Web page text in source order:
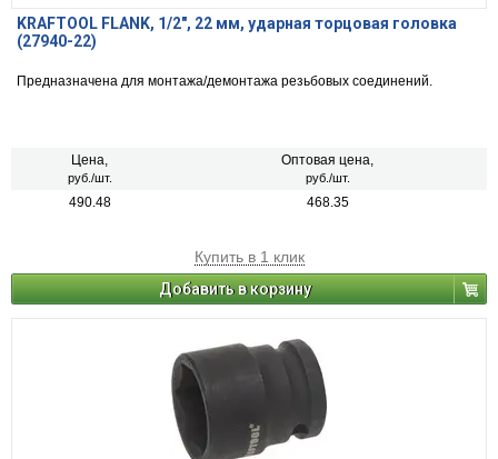
KRAFTOOL FLANK, 1/2″, 22 мм, ударная торцовая головка
(27940-22)
Предназначена для монтажа/демонтажа резьбовых соединений.
Цена,
руб./шт.
Оптовая цена,
руб./шт.
490.48 468.35
Купить в 1 клик
Добавить в корзину